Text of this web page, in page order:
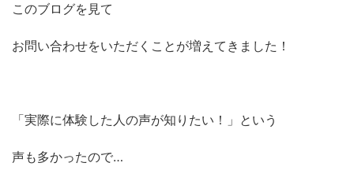
このブログを見て
お問い合わせをいただくことが増えてきました！
「実際に体験した人の声が知りたい！」という
声も多かったので…